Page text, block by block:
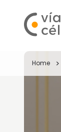
Home